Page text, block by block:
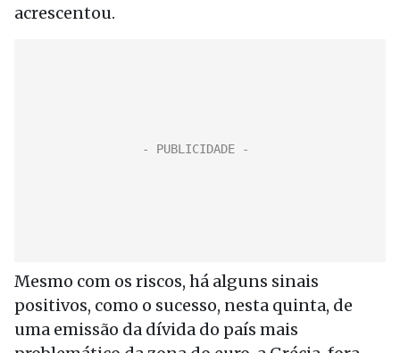
acrescentou.
Mesmo com os riscos, há alguns sinais
positivos, como o sucesso, nesta quinta, de
uma emissão da dívida do país mais